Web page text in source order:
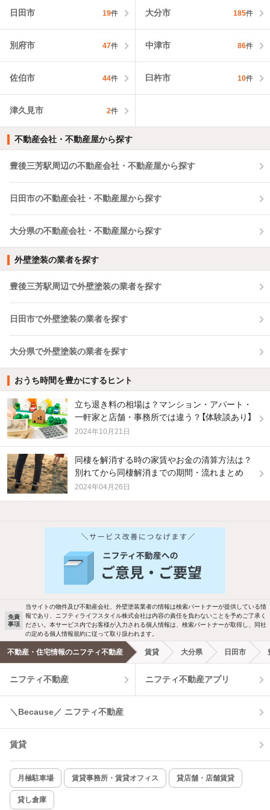
日田市 19件 大分市 185件
別府市 47件 中津市 86件
佐伯市 44件 臼杵市 10件
津久見市 2件
不動産会社・不動産屋から探す
豊後三芳駅周辺の不動産会社・不動産屋から探す
日田市の不動産会社・不動産屋から探す
大分県の不動産会社・不動産屋から探す
外壁塗装の業者を探す
豊後三芳駅周辺で外壁塗装の業者を探す
日田市で外壁塗装の業者を探す
大分県で外壁塗装の業者を探す
おうち時間を豊かにするヒント
立ち退き料の相場は？マンション・アパート・
一軒家と店舗・事務所では違う？【体験談あり】
2024年10月21日
同棲を解消する時の家賃やお金の清算方法は？
別れてから同棲解消までの期間・流れまとめ
2024年04月26日
他の人はこんな条件で絞り込んでいます！
バス・トイレ別 2階以上
洗濯機置場あり 独立洗面台
エアコンあり 都市ガス
温水洗浄便座 オートロック
コンロ2口以上
新着のみ インターネット無料
該当件数:
免責
事項
当サイトの物件及び不動産会社、外壁塗装業者の情報は検索パートナーが提供している情
報であり、ニフティライフスタイル株式会社は内容の責任を負わないことを予めご了承く
ださい。本サービス内でお客様が入力される個人情報は、検索パートナーが取得し、同社
の定める個人情報規約に従って取り扱われます。
不動産・住宅情報のニフティ不動産 賃貸 大分県 日田市
ニフティ不動産 ニフティ不動産アプリ
＼Because／ ニフティ不動産
賃貸
月極駐車場 賃貸事務所・賃貸オフィス 貸店舗・店舗賃貸
貸し倉庫